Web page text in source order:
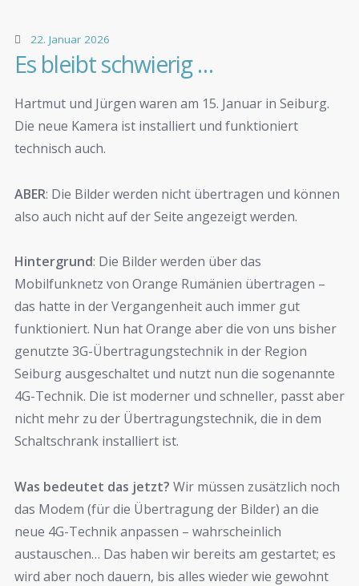
22. Januar 2026
Es bleibt schwierig …
Hartmut und Jürgen waren am 15. Januar in Seiburg.
Die neue Kamera ist installiert und funktioniert
technisch auch.
ABER: Die Bilder werden nicht übertragen und können
also auch nicht auf der Seite angezeigt werden.
Hintergrund: Die Bilder werden über das
Mobilfunknetz von Orange Rumänien übertragen –
das hatte in der Vergangenheit auch immer gut
funktioniert. Nun hat Orange aber die von uns bisher
genutzte 3G-Übertragungstechnik in der Region
Seiburg ausgeschaltet und nutzt nun die sogenannte
4G-Technik. Die ist moderner und schneller, passt aber
nicht mehr zu der Übertragungstechnik, die in dem
Schaltschrank installiert ist.
Was bedeutet das jetzt? Wir müssen zusätzlich noch
das Modem (für die Übertragung der Bilder) an die
neue 4G-Technik anpassen – wahrscheinlich
austauschen… Das haben wir bereits am gestartet; es
wird aber noch dauern, bis alles wieder wie gewohnt